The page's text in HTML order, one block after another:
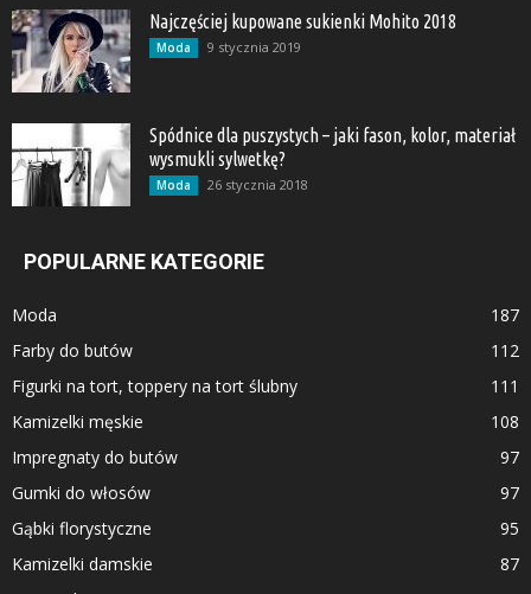
Najczęściej kupowane sukienki Mohito 2018
Moda 9 stycznia 2019
Spódnice dla puszystych – jaki fason, kolor, materiał
wysmukli sylwetkę?
Moda 26 stycznia 2018
POPULARNE KATEGORIE
Moda
187
Farby do butów
112
Figurki na tort, toppery na tort ślubny
111
Kamizelki męskie
108
Impregnaty do butów
97
Gumki do włosów
97
Gąbki florystyczne
95
Kamizelki damskie
87